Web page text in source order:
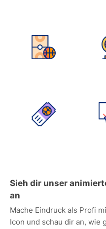
Sieh dir unser
an
Mache Eindruck als Profi
Icon und schau dir an, wie